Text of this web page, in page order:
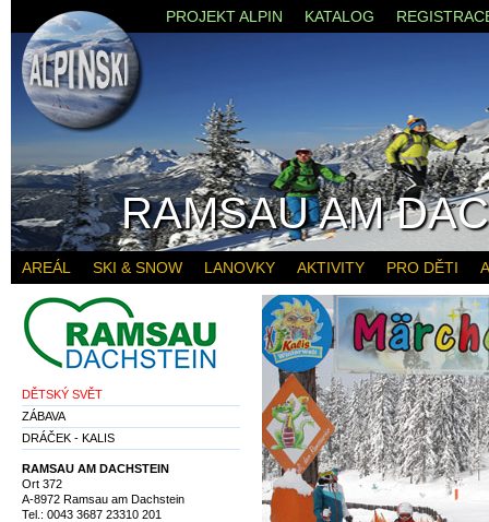
DĚTSKÝ SVĚT
ZÁBAVA
DRÁČEK - KALIS
RAMSAU AM DACHSTEIN
Ort 372
A-8972 Ramsau am Dachstein
Tel.: 0043 3687 23310 201
PROJEKT ALPIN KATALOG
AREÁL SKI & SNOW LANOVKY AKTIVITY PRO DĚTI
RAMSAU AM